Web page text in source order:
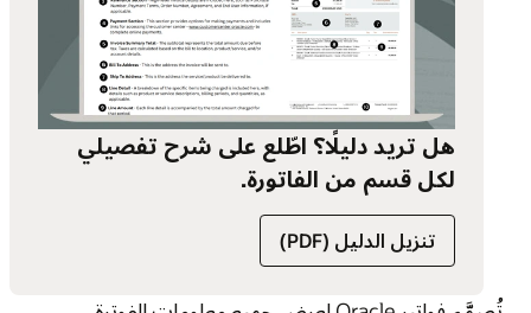
هل تريد دليلًا؟ اطّلع على شرح تفصيلي
لكل قسم من الفاتورة.
تنزيل الدليل (PDF)